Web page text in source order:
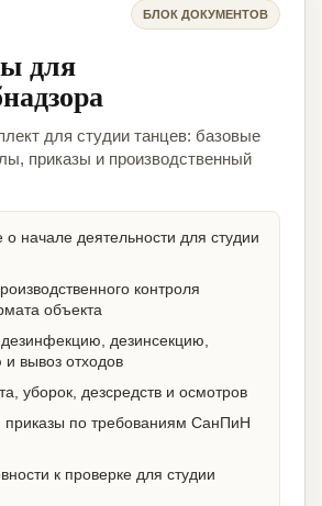
БЛОК ДОКУМЕНТОВ
для
для студии танцев: базовые
приказы и производственный
начале деятельности для студии
контроля
объекта
дезинсекцию,
вывоз отходов
уборок, дезсредств и осмотров
приказы по требованиям СанПиН
к проверке для студии